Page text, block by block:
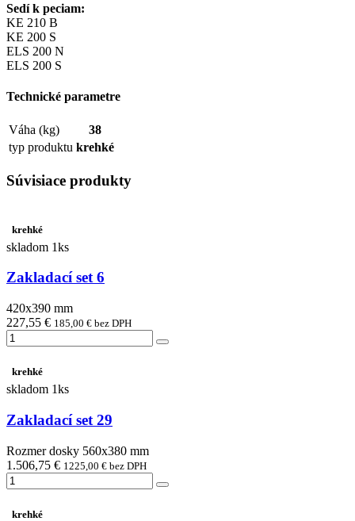
Sedí k peciam:
KE 210 B
KE 200 S
ELS 200 N
ELS 200 S
Technické parametre
Váha (kg)
38
typ produktu krehké
Súvisiace produkty
krehké
skladom 1ks
Zakladací set 6
420x390 mm
227,55 € 185,00 € bez DPH
krehké
skladom 1ks
Zakladací set 29
Rozmer dosky 560x380 mm
1.506,75 € 1225,00 € bez DPH
krehké